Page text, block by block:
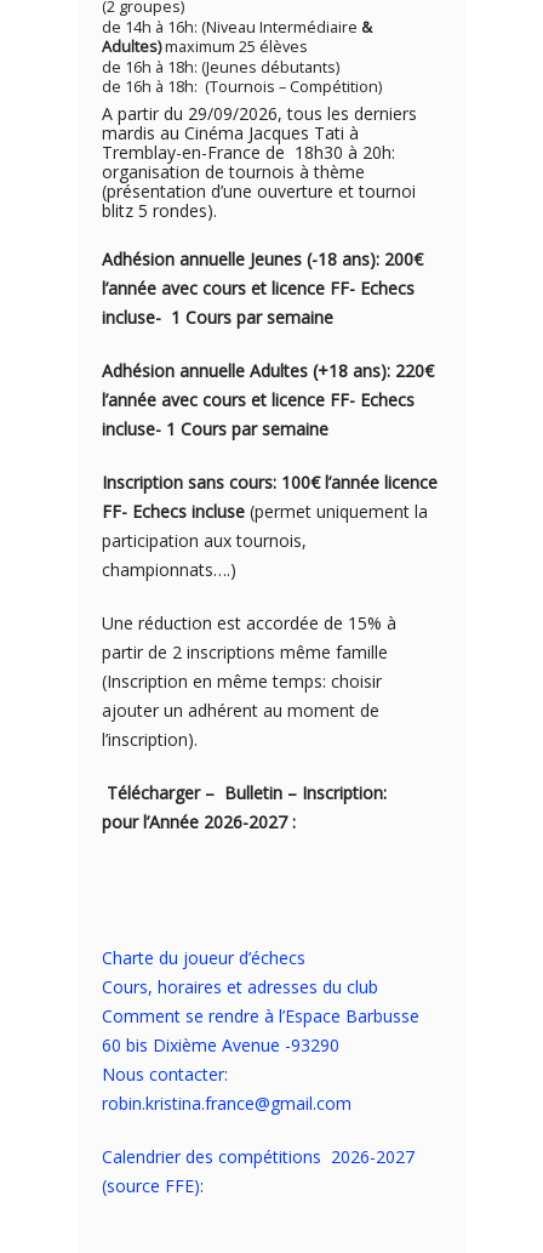
(2 groupes)
de 14h à 16h: (Niveau Intermédiaire &
Adultes)maximum 25 élèves
de 16h à 18h: (Jeunes débutants)
de 16h à 18h: (Tournois – Compétition)
A partir du 29/09/2026, tous les derniers
mardis au Cinéma Jacques Tati à
Tremblay-en-France de 18h30 à 20h:
organisation de tournois à thème
(présentation d’une ouverture et tournoi
blitz 5 rondes).
Adhésion annuelle Jeunes (-18 ans): 200€
l’année avec cours et licence FF- Echecs
incluse- 1 Cours par semaine
Adhésion annuelle Adultes (+18 ans): 220€
l’année avec cours et licence FF- Echecs
incluse- 1 Cours par semaine
Inscription sans cours: 100€ l’année licence
FF- Echecs incluse (permet uniquement la
participation aux tournois,
championnats….)
Une réduction est accordée de 15% à
partir de 2 inscriptions même famille
(Inscription en même temps: choisir
ajouter un adhérent au moment de
l’inscription).
Télécharger – Bulletin – Inscription:
pour l’Année 2026-2027 :
Charte du joueur d’échecs
Cours, horaires et adresses du club
Comment se rendre à l’Espace Barbusse
60 bis Dixième Avenue -93290
Nous contacter:
robin.kristina.france@gmail.com
Calendrier des compétitions 2026-2027
(source FFE):